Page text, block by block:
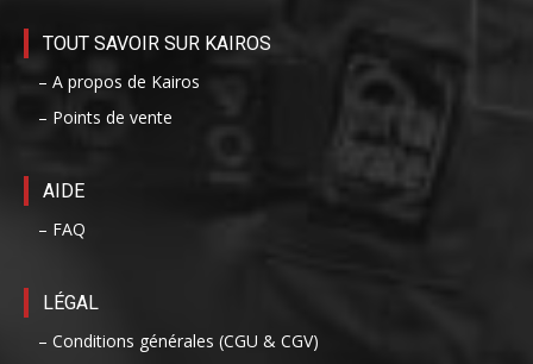
TOUT SAVOIR SUR KAIROS
– A propos de Kairos
– Points de vente
AIDE
– FAQ
LÉGAL
– Conditions générales (CGU & CGV)